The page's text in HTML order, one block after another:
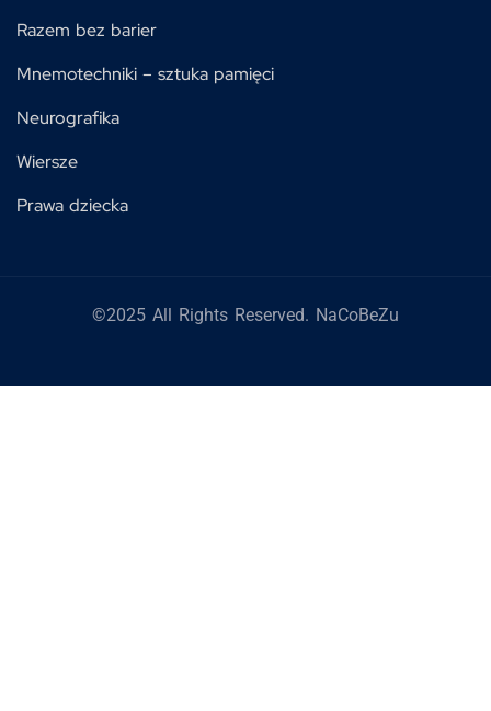
Razem bez barier
Mnemotechniki – sztuka pamięci
Neurografika
Wiersze
Prawa dziecka
©2025 All Rights Reserved. NaCoBeZu